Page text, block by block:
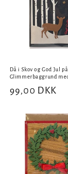
Då i Skov og God Jul
Glimmerbaggrund
Normalpris
99,00 DKK